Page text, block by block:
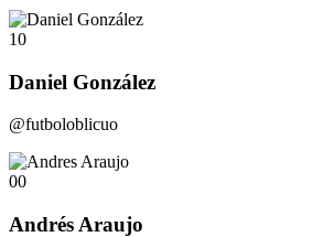
10
Daniel González
@futboloblicuo
00
Andrés Araujo